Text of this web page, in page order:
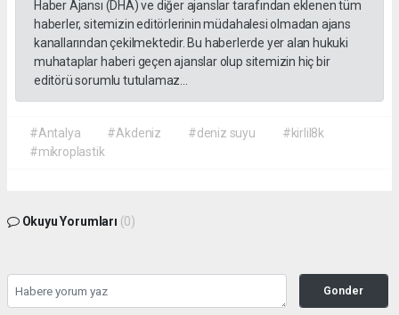
Haber Ajansı (DHA) ve diğer ajanslar tarafından eklenen tüm
haberler, sitemizin editörlerinin müdahalesi olmadan ajans
kanallarından çekilmektedir. Bu haberlerde yer alan hukuki
muhataplar haberi geçen ajanslar olup sitemizin hiç bir
editörü sorumlu tutulamaz...
#Antalya #Akdeniz #deniz suyu
#kirlil8k
#mikroplastik
Okuyu Yorumları (0)
Gonder